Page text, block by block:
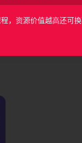
，资源价值越高还可换